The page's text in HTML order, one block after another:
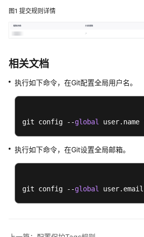
见
题
视
频
帮
多
文
档
用
参
图1 提交规则详情
相关文档
执行如下命令，在Git配置全局用户名。
git config --global user.name
执行如下命令，在Git设置全局邮箱。
git config --global user.email